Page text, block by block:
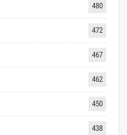
480
472
467
462
450
438